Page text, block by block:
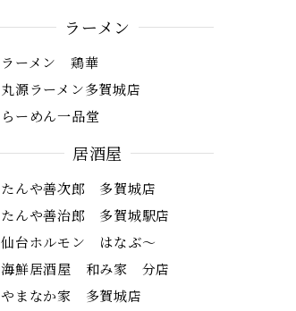
ラーメン
ラーメン 鶏華
丸源ラーメン多賀城店
らーめん一品堂
居酒屋
たんや善次郎 多賀城店
たんや善治郎 多賀城駅店
仙台ホルモン はなぶ～
海鮮居酒屋 和み家 分店
やまなか家 多賀城店